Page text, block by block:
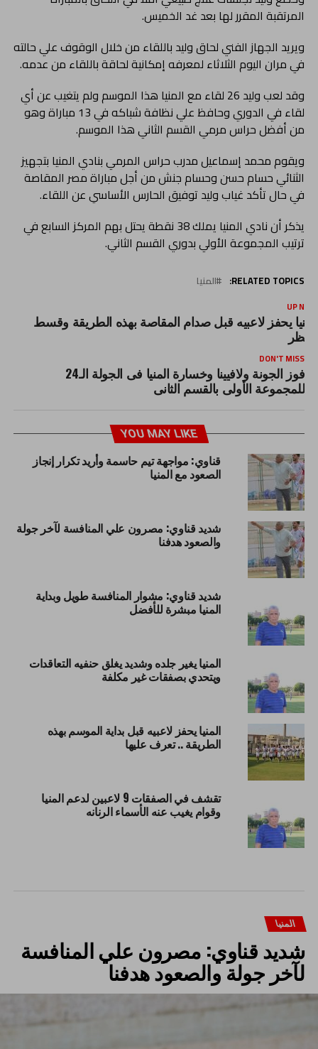
المرتقبة المقرر لها بعد غد الخميس.
ويريد الجهاز الفني لحاق وليد باللقاء من خلال الوقوف علي حالته
في مران اليوم الثلاثاء لمعرفه إمكانية لحاقة باللقاء من عدمه.
وقد لعب وليد 26 لقاء مع المنيا هذا الموسم ولم يتغيب عن أي
لقاء في الدوري وحافظ علي نظافة شباكه في 13 مباراة وهو
من أفضل حراس مرمي القسم الثاني هذا الموسم.
ويقوم محمد إسماعيل مدرب حراس المرمي بنادي المنيا بتجهيز
الثنائي حسام حسن وحسام جنش من أجل مباراة مصر المقاصة
في حال تأكد غياب وليد توفيق الحارس الأساسي عن اللقاء.
يذكر أن نادي المنيا يملك 38 نقطة يحتل بهم المركز السابع في
ترتيب المجموعة الأولي بدوري القسم الثاني.
RELATED TOPICS: المنيا
UP
يحفز لاعبيه قبل صدام المقاصة بهذه الطريقة وقسط
DON'T MISS
فوز الجونة ولافيينا وخسارة المنيا فى الجولة الـ24
للمجموعة الأولى بالقسم الثانى
YOU MAY LIKE
قناوي: مواجهة تيم حاسمة وأريد تكرار إنجاز
الصعود مع المنيا
شديد قناوي: مصرون علي المنافسة لآخر جولة
والصعود هدفنا
شديد قناوي: مشوار المنافسة طويل وبداية
المنيا مبشرة للأفضل
المنيا يغير جلده وشديد يغلق حنفيه التعاقدات
ويتحدي بصفقات غير مكلفة
المنيا يحفز لاعبيه قبل بداية الموسم بهذه
الطريقة .. تعرف عليها
تقشف في الصفقات 9 لاعبين لدعم المنيا
وقوام يغيب عنه الأسماء الرنانه
المنيا
شديد قناوي: مصرون علي المنافسة
لآخر جولة والصعود هدفنا